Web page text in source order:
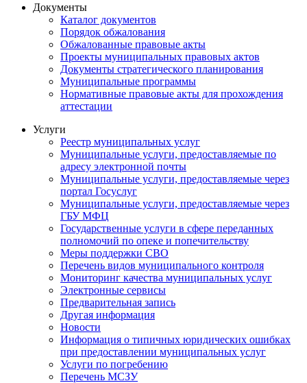
Документы
Каталог документов
Порядок обжалования
Обжалованные правовые акты
Проекты муниципальных правовых актов
Документы стратегического планирования
Муниципальные программы
Нормативные правовые акты для прохождения
аттестации
Услуги
Реестр муниципальных услуг
Муниципальные услуги, предоставляемые по
адресу электронной почты
Муниципальные услуги, предоставляемые через
портал Госуслуг
Муниципальные услуги, предоставляемые через
ГБУ МФЦ
Государственные услуги в сфере переданных
полномочий по опеке и попечительству
Меры поддержки СВО
Перечень видов муниципального контроля
Мониторинг качества муниципальных услуг
Электронные сервисы
Предварительная запись
Другая информация
Новости
Информация о типичных юридических ошибках
при предоставлении муниципальных услуг
Услуги по погребению
Перечень МСЗУ